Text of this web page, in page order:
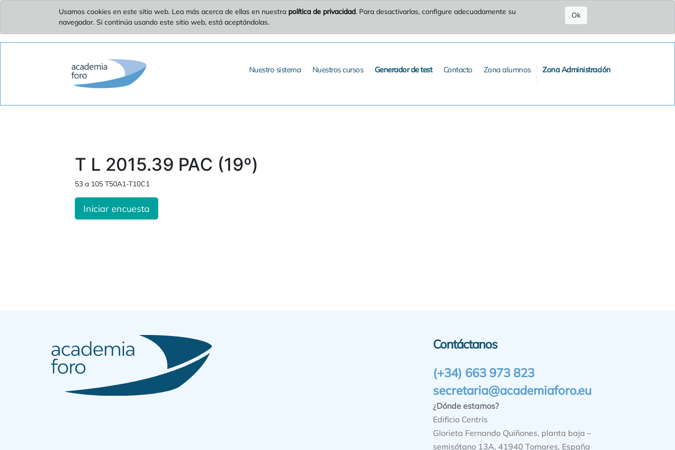
Usamos cookies en este sitio web. Lea más acerca de ellas en nuestra política de privacidad. Para desactivarlas, configure adecuadamente su
navegador. Si continúa usando este sitio web, está aceptándolas.
Ok
Nuestro sistema Nuestros cursos Generador de test Contacto Zona alumnos Zona Administración
T L 2015.39 PAC (19º)
53 a 105 T50A1-T10C1
Iniciar encuesta
Contáctanos
(+34) 663 973 823
secretaria@academiaforo.eu
¿Dónde estamos?
Edificio Centris
Glorieta Fernando Quiñones, planta baja –
semisótano 13A, 41940 Tomares, España